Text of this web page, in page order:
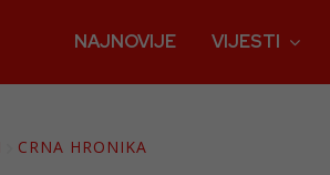
NAJNOVIJE VIJESTI
CRNA HRONIKA